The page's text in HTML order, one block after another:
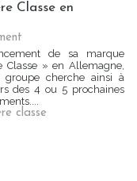
Classe en
de sa marque
Classe » en Allemagne,
cherche ainsi à
des 4 ou 5 prochaines
classe